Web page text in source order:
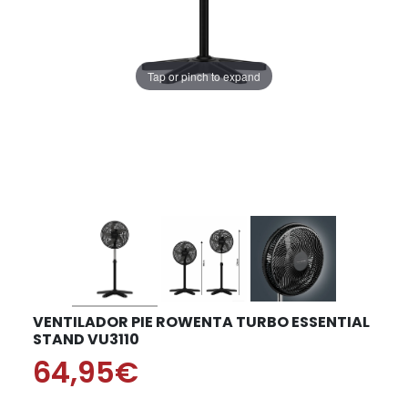
Tap or pinch to expand
VENTILADOR PIE ROWENTA TURBO ESSENTIAL
STAND VU3110
64,95€